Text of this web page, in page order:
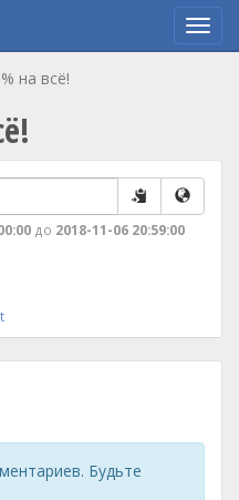
на всё!
до 2018-11-06 20:59:00
Будьте